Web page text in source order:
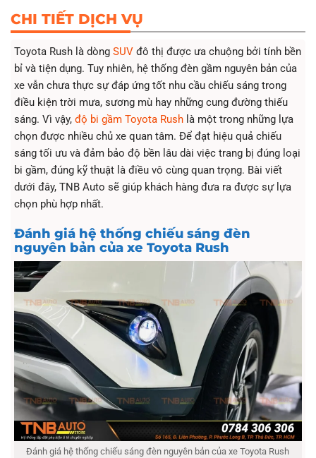
CHI TIẾT DỊCH VỤ
Toyota Rush là dòng SUVđô thị được ưa chuộng bởi tính bền
bỉ và tiện dụng. Tuy nhiên, hệ thống đèn gầm nguyên bản của
xe vẫn chưa thực sự đáp ứng tốt nhu cầu chiếu sáng trong
điều kiện trời mưa, sương mù hay những cung đường thiếu
sáng. Vì vậy, độ bi gầm Toyota Rushlà một trong những lựa
chọn được nhiều chủ xe quan tâm. Để đạt hiệu quả chiếu
sáng tối ưu và đảm bảo độ bền lâu dài việc trang bị đúng loại
bi gầm, đúng kỹ thuật là điều vô cùng quan trọng. Bài viết
dưới đây, TNB Auto sẽ giúp khách hàng đưa ra được sự lựa
chọn phù hợp nhất.
Đánh giá hệ thống chiếu sáng đèn
nguyên bản của xe Toyota Rush
Đánh giá hệ thống chiếu sáng đèn nguyên bản của xe Toyota Rush